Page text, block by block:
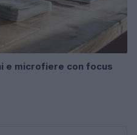
e microfiere con focus